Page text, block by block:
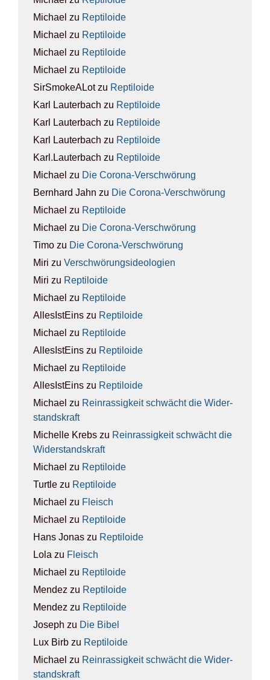
Michael zu Rep­ti­lo­ide
Michael zu Rep­ti­lo­ide
Michael zu Rep­ti­lo­ide
Michael zu Rep­ti­lo­ide
SirSmokeALotzu Rep­ti­lo­ide
Karl Lauterbach zu Rep­ti­lo­ide
Karl Lauterbach zu Rep­ti­lo­ide
Karl Lauterbach zu Rep­ti­lo­ide
Karl.Lauterbach zu Rep­ti­lo­ide
Michael zu Die Coro­na-Ver­schwö­rung
Bernhard Jahn zu Die Coro­na-Ver­schwö­rung
Michael zu Rep­ti­lo­ide
Michael zu Die Coro­na-Ver­schwö­rung
Timo zu Die Coro­na-Ver­schwö­rung
Miri zu Ver­schwö­rungs­ideo­lo­gien
Miri zu Rep­ti­lo­ide
Michael zu Rep­ti­lo­ide
AllesIstEins zu Rep­ti­lo­ide
Michael zu Rep­ti­lo­ide
AllesIstEins zu Rep­ti­lo­ide
Michael zu Rep­ti­lo­ide
AllesIstEins zu Rep­ti­lo­ide
Michael zu Rein­ras­sig­keit schwächt die Wider­
stands­kraft
Michelle Krebs zu Rein­ras­sig­keit schwächt die
Wider­stands­kraft
Michael zu Rep­ti­lo­ide
Turtle zu Rep­ti­lo­ide
Michael zu Fleisch
Michael zu Rep­ti­lo­ide
Hans Jonas zu Rep­ti­lo­ide
Lola zu Fleisch
Michael zu Rep­ti­lo­ide
Mendez zu Rep­ti­lo­ide
Mendez zu Rep­ti­lo­ide
Joseph zu Die Bibel
Lux Birb zu Rep­ti­lo­ide
Michael zu Rein­ras­sig­keit schwächt die Wider­
stands­kraft